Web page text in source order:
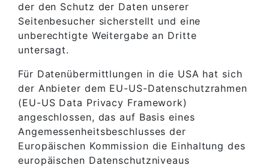
der den Schutz der Daten unserer
Seitenbesucher sicherstellt und eine
unberechtigte Weitergabe an Dritte
untersagt.
Für Datenübermittlungen in die USA hat sich
der Anbieter dem EU-US-Datenschutzrahmen
(EU-US Data Privacy Framework)
angeschlossen, das auf Basis eines
Angemessenheitsbeschlusses der
Europäischen Kommission die Einhaltung des
europäischen Datenschutzniveaus